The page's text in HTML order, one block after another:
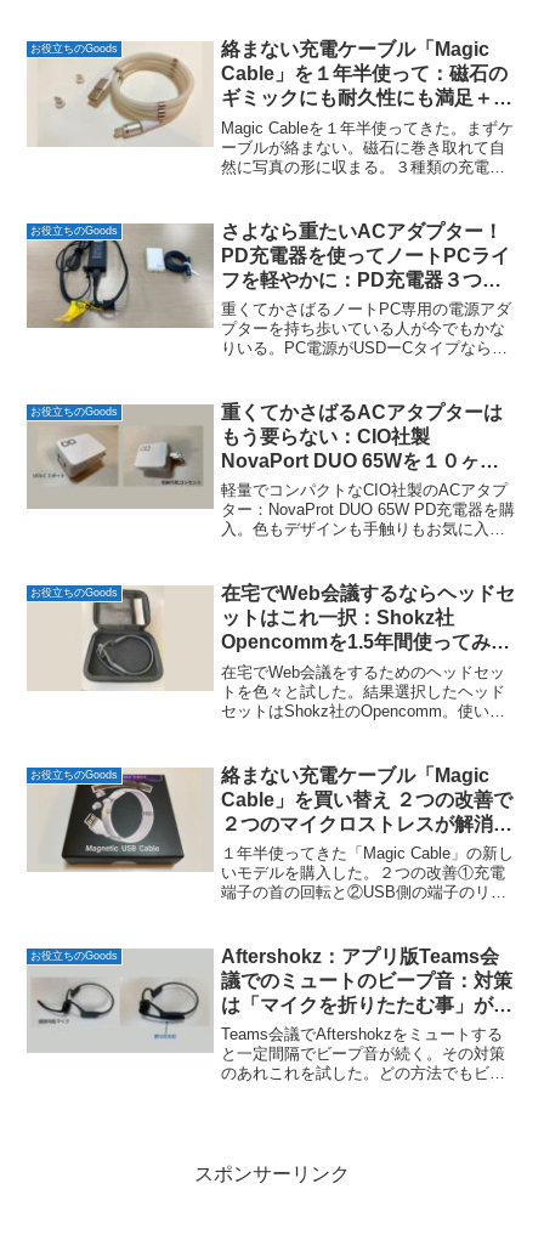
お役立ちのGoods
絡まない充電ケーブル「Magic
Cable」を１年半使って：磁石の
ギミックにも耐久性にも満足＋そ
ろそろ買い替えも
Magic Cableを１年半使ってきた。まずケ
ーブルが絡まない。磁石に巻き取れて自
然に写真の形に収まる。３種類の充電端
題なく使い続けている。新しいモデルで
はさらに２...
お役立ちのGoods
さよなら重たいACアダプター！
PD充電器を使ってノートPCライ
フを軽やかに：PD充電器３つの
実使用レポート
重くてかさばるノートPC専用の電源アダ
プターを持ち歩いている人が今でもかな
りいる。PC電源がUSDーCタイプなら不
私が使ってきたPD対応充電器３種類と
PD対応ケーブル...
お役立ちのGoods
重くてかさばるACアタプターは
もう要らない：CIO社製
NovaPort DUO 65Wを１０ヶ月
使ってみて
軽量でコンパクトなCIO社製のACアタプ
ター：NovaProt DUO 65W PD充電器を購
入。色もデザインも手触りもお気に入
すぐに新品と交換。その後、購入後１０
ヶ...
お役立ちのGoods
在宅でWeb会議するならヘッドセ
ットはこれ一択：Shokz社
Opencommを1.5年間使ってみ
た！
在宅でWeb会議をするためのヘッドセッ
トを色々と試した。結果選択したヘッド
セットはShokz社のOpencomm。使い続
イクは生活音を拾わない。また骨伝導の
イヤホンは...
お役立ちのGoods
絡まない充電ケーブル「Magic
Cable」を買い替え ２つの改善で
２つのマイクロストレスが解消し
た
１年半使ってきた「Magic Cable」の新し
いモデルを購入した。２つの改善①充電
端子の首の回転と②USB側の端子のリバ
た。最新のモデルを購入前の記事：絡ま
ない充電ケー...
お役立ちのGoods
Aftershokz：アプリ版Teams会
議でのミュートのビープ音：対策
は「マイクを折りたたむ事」が今
の時点での結論
Teams会議でAftershokzをミュートする
と一定間隔でビープ音が続く。その対策
のあれこれを試した。どの方法でもビー
スポンサーリンク